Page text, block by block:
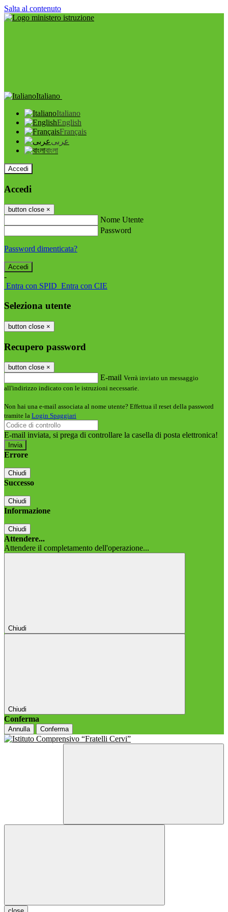
Salta al contenuto
Italiano
Italiano
English
Français
عربى
বাংলা
Accedi
Accedi
button close ×
Nome Utente
Password
Password dimenticata?
-
Entra con SPID Entra con CIE
Seleziona utente
button close ×
Recupero password
button close ×
E-mail Verrà inviato un messaggio
all'indirizzo indicato con le istruzioni necessarie.
Non hai una e-mail associata al nome utente? Effettua il reset della password
tramite la Login Spaggiari
E-mail inviata, si prega di controllare la casella di posta elettronica!
Errore
Chiudi
Successo
Chiudi
Informazione
Chiudi
Attendere...
Attendere il completamento dell'operazione...
Chiudi
Chiudi
Conferma
Annulla Conferma